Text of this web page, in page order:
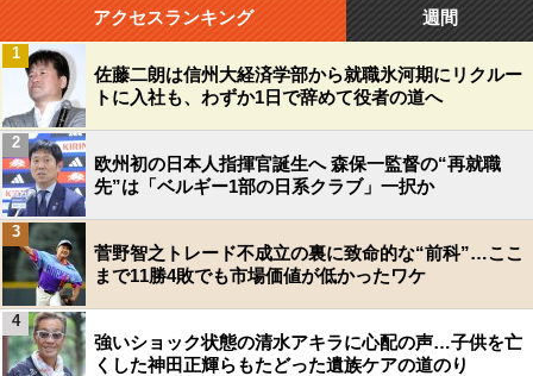
アクセスランキング 週間
佐藤二朗は信州大経済学部から就職氷河期にリクルー
トに入社も、わずか1日で辞めて役者の道へ
1
欧州初の日本人指揮官誕生へ 森保一監督の“再就職
先”は「ベルギー1部の日系クラブ」一択か
2
菅野智之トレード不成立の裏に致命的な“前科”…ここ
まで11勝4敗でも市場価値が低かったワケ
3
強いショック状態の清水アキラに心配の声…子供を亡
くした神田正輝らもたどった遺族ケアの道のり
4